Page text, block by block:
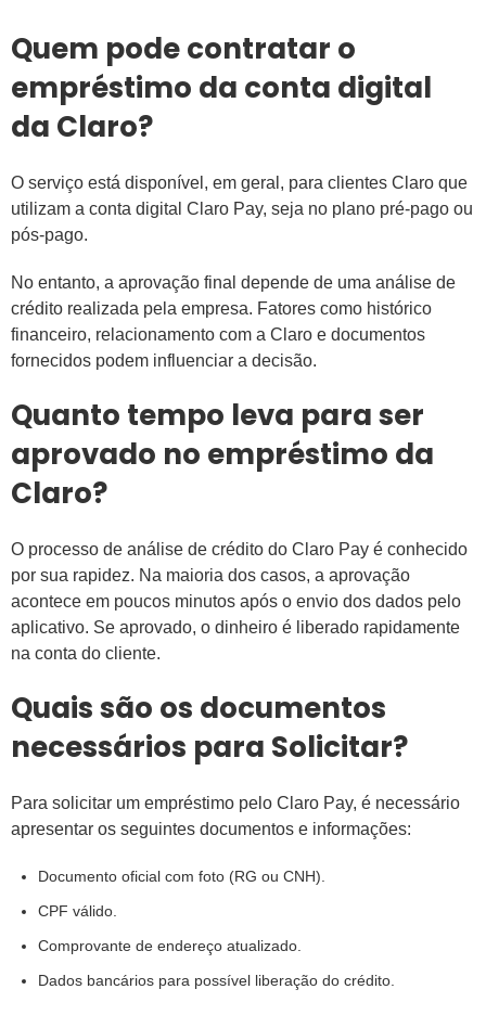
Quem pode contratar o
empréstimo da conta digital
da Claro?
O serviço está disponível, em geral, para clientes Claro que
utilizam a conta digital Claro Pay, seja no plano pré-pago ou
pós-pago.
No entanto, a aprovação final depende de uma análise de
crédito realizada pela empresa. Fatores como histórico
financeiro, relacionamento com a Claro e documentos
fornecidos podem influenciar a decisão.
Quanto tempo leva para ser
aprovado no empréstimo da
Claro?
O processo de análise de crédito do Claro Pay é conhecido
por sua rapidez. Na maioria dos casos, a aprovação
acontece em poucos minutos após o envio dos dados pelo
aplicativo. Se aprovado, o dinheiro é liberado rapidamente
na conta do cliente.
Quais são os documentos
necessários para Solicitar?
Para solicitar um empréstimo pelo Claro Pay, é necessário
apresentar os seguintes documentos e informações:
Documento oficial com foto (RG ou CNH).
CPF válido.
Comprovante de endereço atualizado.
Dados bancários para possível liberação do crédito.